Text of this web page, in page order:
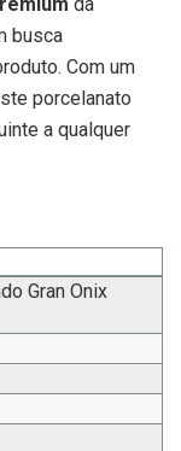
busca
Com um
porcelanato
a qualquer
Gran Onix